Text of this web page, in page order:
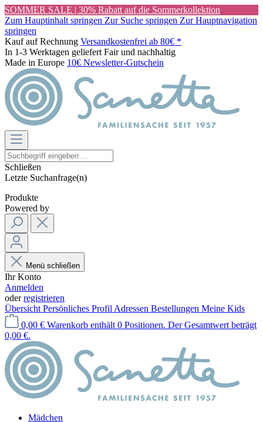
SOMMER SALE | 30% Rabatt auf die Sommerkollektion
Zum Hauptinhalt springen Zur Suche springen Zur Hauptnavigation
springen
Kauf auf Rechnung Versandkostenfrei ab 80€ *
In 1-3 Werktagen geliefert Fair und nachhaltig
Made in Europe 10€ Newsletter-Gutschein
Schließen
Letzte Suchanfrage(n)
Produkte
Powered by
Menü schließen
Ihr Konto
Anmelden
oderregistrieren
Übersicht Persönliches Profil Adressen Bestellungen Meine Kids
0,00 € Warenkorb enthält 0 Positionen. Der Gesamtwert beträgt
0,00 €.
Mädchen